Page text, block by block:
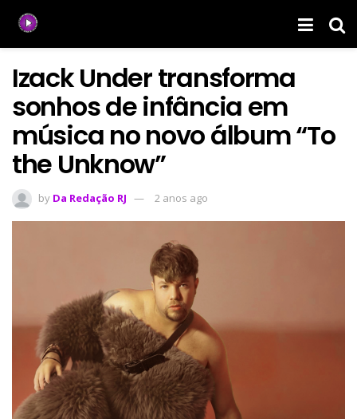
Izack Under transforma
sonhos de infância em
música no novo álbum “To
the Unknow”
by Da Redação RJ 2 anos ago